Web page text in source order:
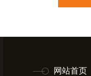
网站首页